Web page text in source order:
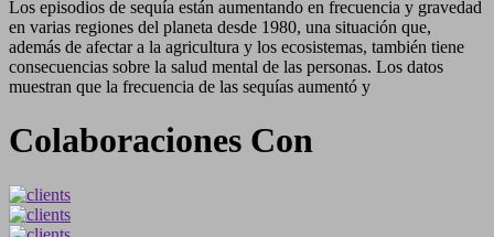
Los episodios de sequía están aumentando en frecuencia y gravedad
en varias regiones del planeta desde 1980, una situación que,
además de afectar a la agricultura y los ecosistemas, también tiene
consecuencias sobre la salud mental de las personas. Los datos
muestran que la frecuencia de las sequías aumentó y
Colaboraciones Con